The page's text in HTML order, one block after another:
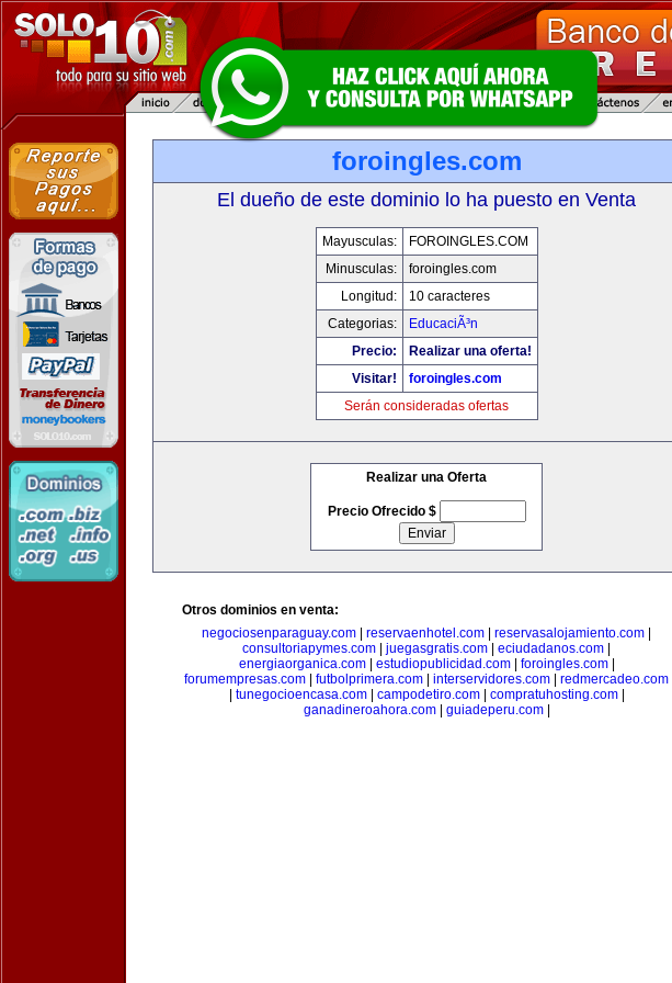
foroingles.com
El dueño de este dominio lo ha puesto en Venta
Mayusculas:
FOROINGLES.COM
Minusculas:
foroingles.com
Longitud:
10 caracteres
Categorias:
EducaciÃ³n
Precio:
Realizar una oferta!
Visitar!
foroingles.com
Serán consideradas ofertas
Realizar una Oferta
Precio Ofrecido $
Otros dominios en venta:
negociosenparaguay.com
reservaenhotel.com reservasalojamiento.com
consultoriapymes.com
juegasgratis.com eciudadanos.com
energiaorganica.com| estudiopublicidad.com| foroingles.com|
forumempresas.com
futbolprimera.com interservidores.com
redmercadeo.com
tunegocioencasa.com| campodetiro.com| compratuhosting.com|
ganadineroahora.com| guiadeperu.com|